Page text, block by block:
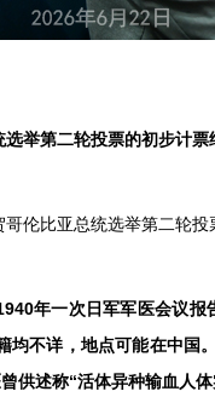
举第二轮投票的初步计
伦比亚总统选举第二轮
年一次日军军医会议
均不详，地点可能在中
供述称“活体异种输血人